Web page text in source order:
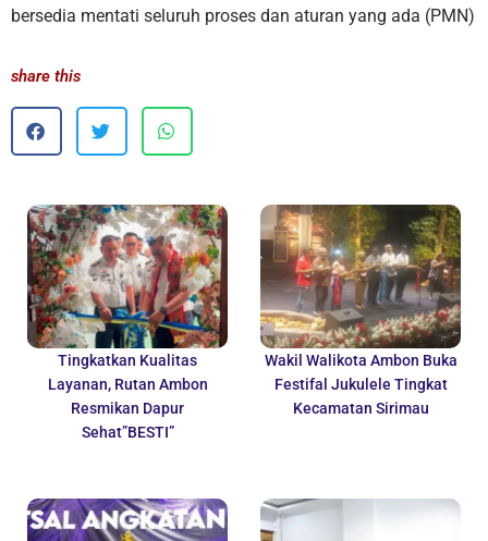
bersedia mentati seluruh proses dan aturan yang ada (PMN)
share this
Tingkatkan Kualitas
Layanan, Rutan Ambon
Resmikan Dapur
Sehat”BESTI”
Wakil Walikota Ambon Buka
Festifal Jukulele Tingkat
Kecamatan Sirimau